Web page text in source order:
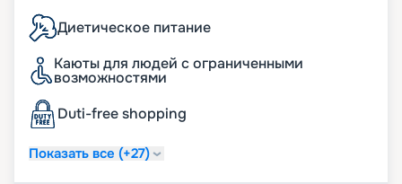
Диетическое питание
Каюты для людей с ограниченными
возможностями
Duti-free shopping
Показать все (+27)